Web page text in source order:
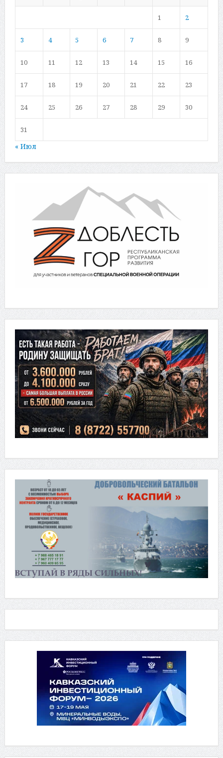
1 2
3 4 5 6 7 8 9
10 11 12 13 14 15 16
17 18 19 20 21 22 23
24 25 26 27 28 29 30
31
« Июл